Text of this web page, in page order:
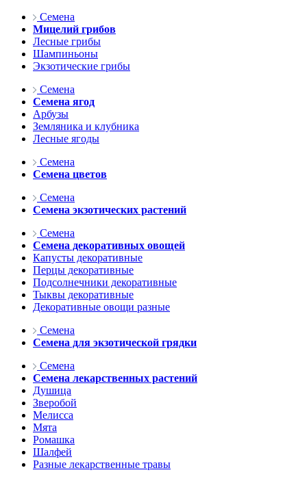
Семена
Мицелий грибов
Лесные грибы
Шампиньоны
Экзотические грибы
Семена
Семена ягод
Арбузы
Земляника и клубника
Лесные ягоды
Семена
Семена цветов
Семена
Семена экзотических растений
Семена
Семена декоративных овощей
Капусты декоративные
Перцы декоративные
Подсолнечники декоративные
Тыквы декоративные
Декоративные овощи разные
Семена
Семена для экзотической грядки
Семена
Семена лекарственных растений
Душица
Зверобой
Мелисса
Мята
Ромашка
Шалфей
Разные лекарственные травы